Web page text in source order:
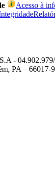
Acesso à
-
PA – 66017-